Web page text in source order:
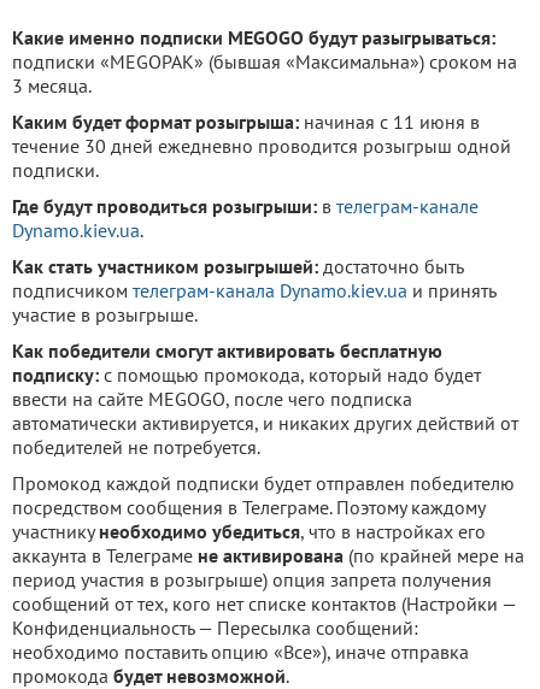
Какие именно подписки MEGOGO будут разыгрываться:
подписки «MEGOPAK» (бывшая «Максимальна») сроком на
3 месяца.
Каким будет формат розыгрыша: начиная с 11 июня в
течение 30 дней ежедневно проводится розыгрыш одной
подписки.
Где будут проводиться розыгрыши: в телеграм-канале
Dynamo.kiev.ua.
Как стать участником розыгрышей: достаточно быть
подписчиком телеграм-канала Dynamo.kiev.ua и принять
участие в розыгрыше.
Как победители смогут активировать бесплатную
подписку: с помощью промокода, который надо будет
ввести на сайте MEGOGO, после чего подписка
автоматически активируется, и никаких других действий от
победителей не потребуется.
Промокод каждой подписки будет отправлен победителю
посредством сообщения в Телеграме. Поэтому каждому
участникунеобходимо убедиться, что в настройках его
аккаунта в Телеграме не активирована (по крайней мере на
период участия в розыгрыше) опция запрета получения
сообщений от тех, кого нет списке контактов (Настройки —
Конфиденциальность — Пересылка сообщений:
необходимо поставить опцию «Все»), иначе отправка
промокода будет невозможной.